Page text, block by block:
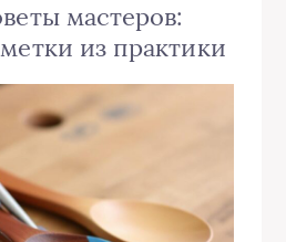
мастеров:
из практики